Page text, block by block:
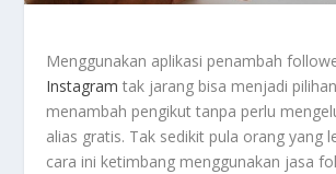
Menggunakan aplikasi penambah
Instagram tak jarang bisa menjadi
menambah pengikut tanpa perlu
alias gratis. Tak sedikit pula orang yang
cara ini ketimbang menggunakan jasa